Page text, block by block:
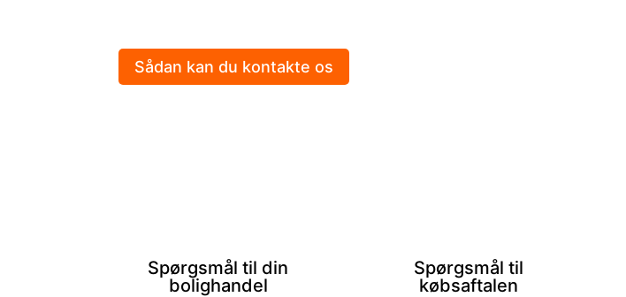
Sådan kan du kontakte os
Spørgsmål til din
bolighandel
Spørgsmål til
købsaftalen